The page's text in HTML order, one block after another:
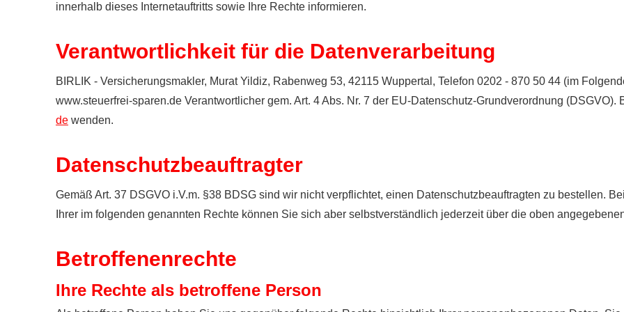
innerhalb dieses Internetauftritts sowie Ihre Rechte informieren.
Verantwortlichkeit für die Datenverarbeitung
BIRLIK - Ver­sicherungs­makler, Murat Yildiz, Rabenweg 53, 42115 Wuppertal, Telefon 0202 - 870 50 44 (im
www.steuerfrei-sparen.de Verantwortlicher gem. Art. 4 Abs. Nr. 7 der EU-Datenschutz-Grundverordnung
de wenden.
Datenschutzbeauftragter
Gemäß Art. 37 DSGVO i.V.m. §38 BDSG sind wir nicht verpflichtet, einen Datenschutzbeauftragten zu bestellen.
Ihrer im folgenden genannten Rechte können Sie sich aber selbstverständlich jederzeit über die oben
Betroffenenrechte
Ihre Rechte als betroffene Person